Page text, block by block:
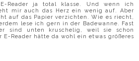
Reader ja total klasse. Und wenn ich
mir auch das Herz ein wenig auf. Aber
auf das Papier verzichten. Wie es riecht,
lese ich gern in der Badewanne. Fast
sind unten kruschelig, weil sie schon
E-Reader hätte da wohl ein etwas größeres